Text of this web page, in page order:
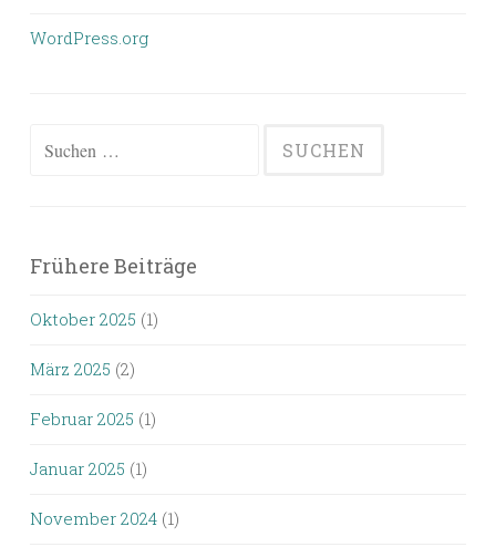
WordPress.org
Suchen
Frühere Beiträge
Oktober 2025 (1)
März 2025 (2)
Februar 2025 (1)
Januar 2025 (1)
November 2024 (1)